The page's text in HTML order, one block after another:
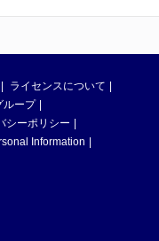
ライセンスについて
ループ
シーポリシー
Information